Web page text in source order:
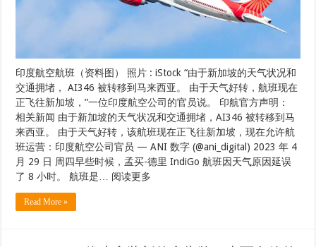
印度航空航班（资料图） 照片 : iStock “由于新加坡的天气状况和
交通拥堵， AI346 被转移到马来西亚。 由于天气好转，航班现在
正飞往新加坡，”一位印度航空公司的官员说。 印航官方声明：
相关新闻 由于新加坡的天气状况和交通拥堵，AI346 被转移到马
来西亚。 由于天气好转，该航班现在正飞往新加坡，现在允许航
班运营：印度航空公司官员 — ANI 数字 (@ani_digital) 2023 年 4
月 29 日 周四早些时候，孟买-德里 IndiGo 航班因天气原因延误
了 8 小时。 航班是… 阅读更多
Read More »